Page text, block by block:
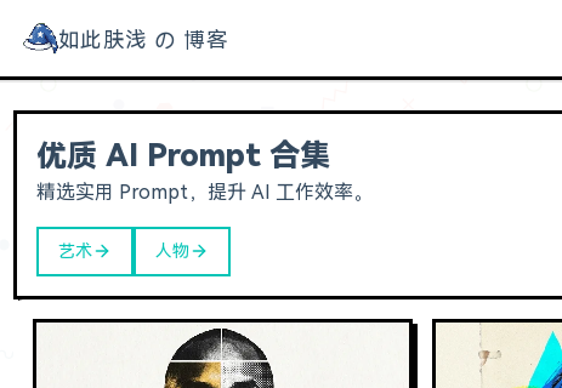
如此肤浅的博客
工具
如此肤浅 の 博客
优质 AI Prompt 合集
精选实用 Prompt，提升 AI 工作效率。
艺术 人物